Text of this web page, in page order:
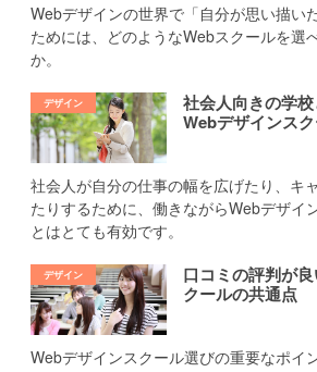
Webデザインの世界で「自分が思い描い
ためには、どのようなWebスクールを選
か。
社会人向きの学
Webデザインス
社会人が自分の仕事の幅を広げたり、キ
たりするために、働きながらWebデザイ
とはとても有効です。
口コミの評判が
クールの共通点
Webデザインスクール選びの重要なポイ